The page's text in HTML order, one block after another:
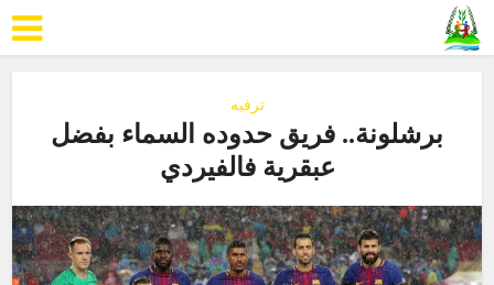
ترفيه
برشلونة.. فريق حدوده السماء بفضل
عبقرية فالفيردي